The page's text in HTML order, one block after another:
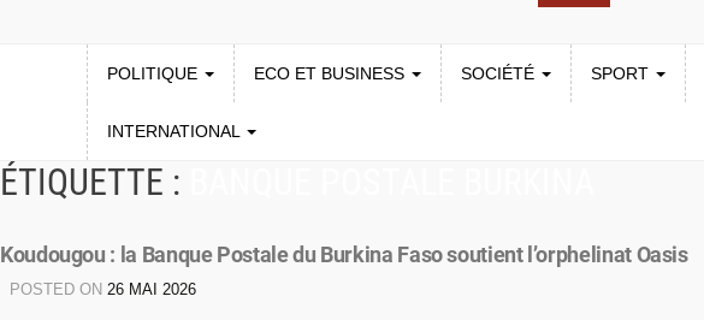
POLITIQUE ECO ET BUSINESS SOCIÉTÉ SPORT
INTERNATIONAL
ÉTIQUETTE :
Koudougou : la Banque Postale du Burkina Faso soutient l’orphelinat Oasis
POSTED ON 26 MAI 2026